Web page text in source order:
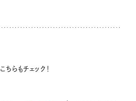
こちらもチェック！